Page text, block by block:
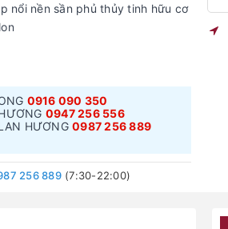
nổi nền sần phủ thủy tinh hữu cơ
0916 090 350
0947 256 556
HƯƠNG0987 256 889
256 889(7:30-22:00)